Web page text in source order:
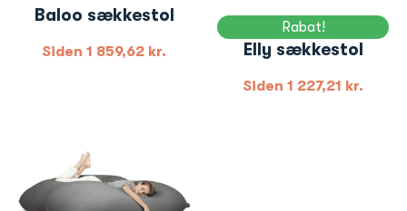
Baloo sækkestol
Siden 1 859,62 kr.
Rabat!
Elly sækkestol
Siden 1 227,21 kr.